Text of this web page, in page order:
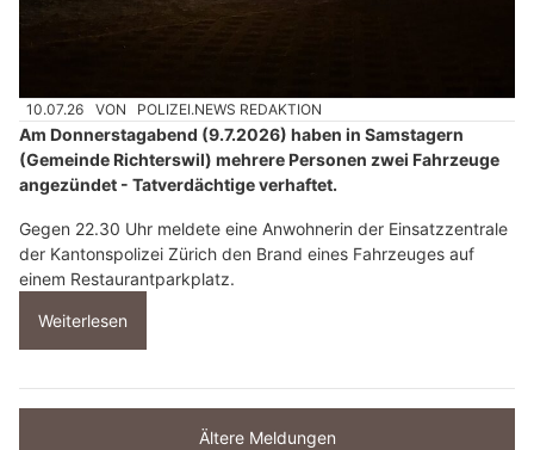
10.07.26 VON POLIZEI.NEWS REDAKTION
Am Donnerstagabend (9.7.2026) haben in Samstagern
(Gemeinde Richterswil) mehrere Personen zwei Fahrzeuge
angezündet - Tatverdächtige verhaftet.
Gegen 22.30 Uhr meldete eine Anwohnerin der Einsatzzentrale
der Kantonspolizei Zürich den Brand eines Fahrzeuges auf
einem Restaurantparkplatz.
Weiterlesen
Ältere Meldungen